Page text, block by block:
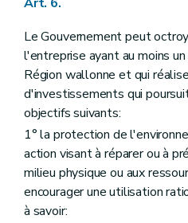
Le Gouvernement peut
l'entreprise ayant au moins
Région wallonne et qui
d'investissements qui
objectifs suivants:
1° la protection de
action visant à réparer ou à
milieu physique ou aux
encourager une utilisation
à savoir: